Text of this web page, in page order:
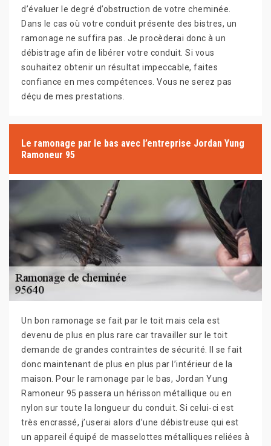
d’évaluer le degré d’obstruction de votre cheminée.
Dans le cas où votre conduit présente des bistres, un
ramonage ne suffira pas. Je procèderai donc à un
débistrage afin de libérer votre conduit. Si vous
souhaitez obtenir un résultat impeccable, faites
confiance en mes compétences. Vous ne serez pas
déçu de mes prestations.
Le ramonage par le bas avec l’entreprise Jordan Yung
Ramoneur 95
Un bon ramonage se fait par le toit mais cela est
devenu de plus en plus rare car travailler sur le toit
demande de grandes contraintes de sécurité. Il se fait
donc maintenant de plus en plus par l’intérieur de la
maison. Pour le ramonage par le bas, Jordan Yung
Ramoneur 95 passera un hérisson métallique ou en
nylon sur toute la longueur du conduit. Si celui-ci est
très encrassé, j’userai alors d’une débistreuse qui est
un appareil équipé de masselottes métalliques reliées à